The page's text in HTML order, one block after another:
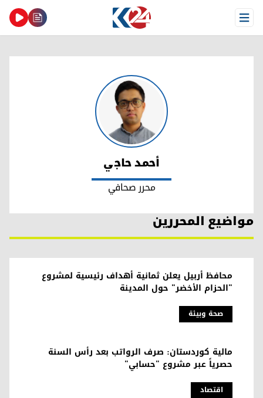
Open Menu
أحمد حاجي
أحمد حاجي
محرر صحافي
مواضيع المحررين
صحة وبیئة
محافظ أربيل يعلن ثمانية أهداف رئيسية لمشروع
"الحزام الأخضر" حول المدينة
اقتصاد
مالية كوردستان: صرف الرواتب بعد رأس السنة
حصرياً عبر مشروع "حسابي"